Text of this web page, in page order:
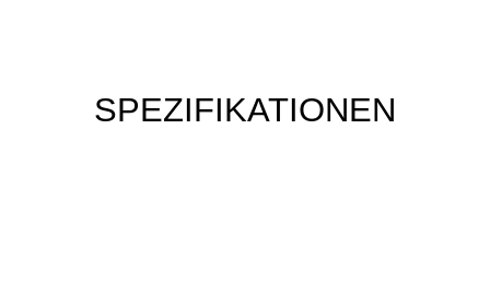
SPEZIFIKATIONEN